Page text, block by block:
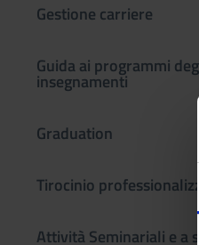
Gestione carriere
Guida ai programmi
insegnamenti
Graduation
Tirocinio
Attività Seminariali e a